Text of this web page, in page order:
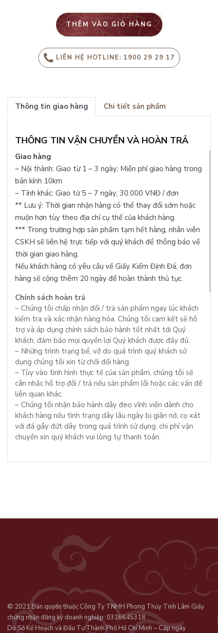
THÊM VÀO GIỎ HÀNG
LIÊN HỆ HOTLINE: 1900 29 29 17
Thông tin giao hàng Chi tiết sản phẩm
THÔNG TIN VẬN CHUYỂN VÀ HOÀN TRẢ
Giao hàng
– Nội thành: Giao từ 1 – 3 ngày; Miễn phí giao hàng trong
bán kính 10km
– Tỉnh khác: Giao từ 5 – 7 ngày; 30.000 VNĐ / đơn
** Lưu ý: Thời gian nhận hàng có thể thay đổi sớm hoặc
muộn hơn tùy theo địa chỉ cụ thể của khách hàng.
*** Trong trường hợp sản phầm tạm hết hàng, nhân viên
CSKH sẽ liên hệ trực tiếp với quý khách để thông báo về
thời gian giao hàng.
Nếu khách hàng có yêu cầu về Giấy Kiểm Định Đá, đơn
hàng sẽ cộng thêm 20 ngày để hoàn thành thủ tục.
Chính sách hoàn trả
– Chúng tôi chấp nhận đổi / trả sản phẩm ngay lúc khách
kiểm tra và xác nhận hàng hóa. Chúng tôi cam kết sẽ hỗ
trợ và áp dụng chính sách bảo hành tốt nhất tới Quý
khách, đảm bảo mọi quyền lợi Quý khách được đầy đủ.
– Những trình trạng bể, vỡ do quá trình quý khách sử
dụng chúng tôi xin từ chối đổi hàng.
– Tùy vào tình hình thực tế của sản phẩm, chúng tôi sẽ
cân nhắc hỗ trợ đổi / trả nếu sản phẩm lỗi hoặc các vấn đề
liên quan khác.
– Chúng tôi nhận bảo hành dây đeo vĩnh viễn dành cho
khách hàng nếu tình trạng dây lâu ngày bị giãn nở, cọ xát
với đá gây đứt dây trong quá trình sử dụng, chi phí vận
chuyển xin quý khách vui lòng tự thanh toán.
© 2021 Bản quyền thuộc Công Ty TNHH Phong Thủy Tinh Lâm Giấy
chứng nhận đăng ký doanh nghiệp: 0316645318
Do Sở Kế Hoạch và Đầu Tư Thành Phố Hồ Chí Minh – Cấp ngày